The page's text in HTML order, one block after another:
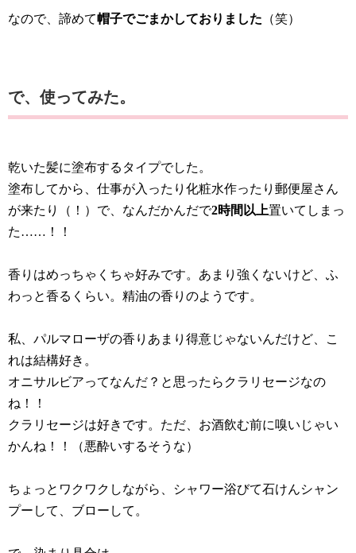
なので、諦めて帽子でごまかしておりました （笑）
で、使ってみた。
乾いた髪に塗布するタイプでした。
塗布してから、仕事が入ったり化粧水作ったり郵便屋さん
が来たり（！）で、なんだかんだで2時間以上置いてしまっ
た……！！
香りはめっちゃくちゃ好みです。あまり強くないけど、ふ
わっと香るくらい。精油の香りのようです。
私、パルマローザの香りあまり得意じゃないんだけど、こ
れは結構好き。
オニサルビアってなんだ？と思ったらクラリセージなの
ね！！
クラリセージは好きです。ただ、お酒飲む前に嗅いじゃい
かんね！！（悪酔いするそうな）
ちょっとワクワクしながら、シャワー浴びて石けんシャン
プーして、ブローして。